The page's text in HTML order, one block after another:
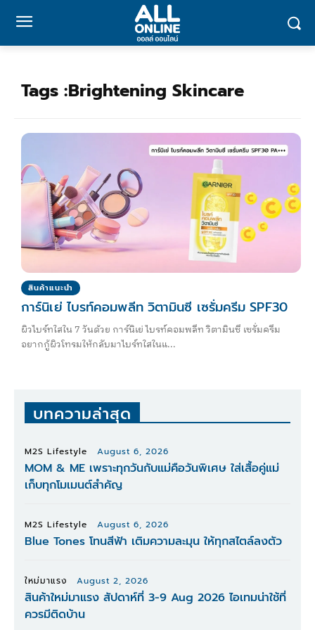
Tags :Brightening Skincare
สินค้าแนะนำ
การ์นิเย่ ไบรท์คอมพลีท วิตามินซี เซรั่มครีม SPF30
ผิวไบร์ทใสใน 7 วันด้วย การ์นิเย่ ไบรท์คอมพลีท วิตามินซี เซรั่มครีม
อยากกู้ผิวโทรมให้กลับมาไบร์ทใสในแ...
บทความล่าสุด
M2S Lifestyle August 6, 2026
MOM & ME เพราะทุกวันกับแม่คือวันพิเศษ ใส่เสื้อคู่แม่
เก็บทุกโมเมนต์สำคัญ
M2S Lifestyle August 6, 2026
Blue Tones โทนสีฟ้า เติมความละมุน ให้ทุกสไตล์ลงตัว
ใหม่มาแรง August 2, 2026
สินค้าใหม่มาแรง สัปดาห์ที่ 3-9 Aug 2026 ไอเทมน่าใช้ที่
ควรมีติดบ้าน